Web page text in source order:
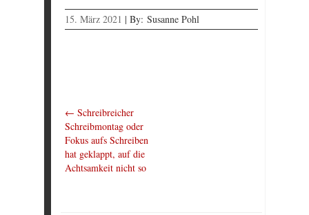
15. März 2021 | By: Susanne Pohl
← Schreibreicher
Schreibmontag oder
Fokus aufs Schreiben
hat geklappt, auf die
Achtsamkeit nicht so